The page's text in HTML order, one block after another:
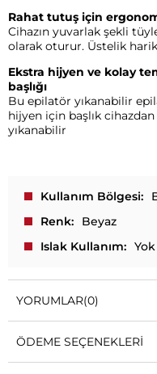
Rahat tutuş için
Cihazın yuvarlak şekli
olarak oturur. Üstelik
Ekstra hijyen ve kolay
başlığı
Bu epilatör yıkanabilir
hijyen için başlık
yıkanabilir
Kullanım Bölgesi
Renk
Beyaz
Islak Kullanım
Yok
YORUMLAR(0)
ÖDEME SEÇENEKLERI